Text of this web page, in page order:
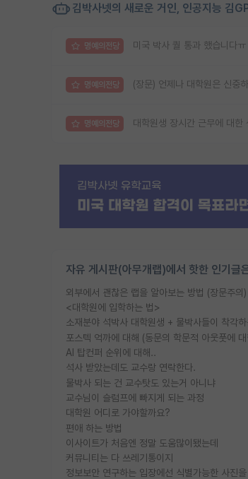
김박사넷의 새로운 거인, 인공지능 김
명예의전당 미국 박사 퀄 통과 했습니다ㅠ
명예의전당 (장문) 언제나 대학원은 신중
명예의전당 대학원생 장시간 근무에 대한
자유 게시판(아무개랩)에서 핫한 인기글
외부에서 괜찮은 랩을 알아보는 방법 (장문주의)
<대학원에 입학하는 법>
소재분야 석박사 대학원생 + 물박사들이 착각하
AI 탑컨퍼 순위에 대해..
석사 받았는데도 교수랑 연락한다.
물박사 되는 건 교수탓도 있는거 아니냐
교수님이 슬럼프에 빠지게 되는 과정
대학원 어디로 가야할까요?
편애 하는 방법
이사이트가 처음엔 정말 도움많이됐는데
커뮤니티는 다 쓰레기통이지